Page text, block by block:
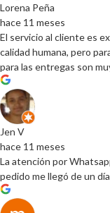
Lorena Peña
hace 11 meses
El servicio al cliente es
calidad humana, pero
para las entregas son
Jen V
hace 11 meses
La atención por
pedido me llegó de un